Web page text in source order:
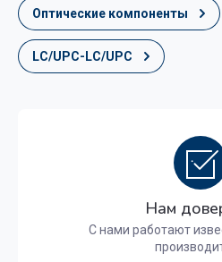
Оптические компоненты
LC/UPC-LC/UPC
Нам
С нами работают